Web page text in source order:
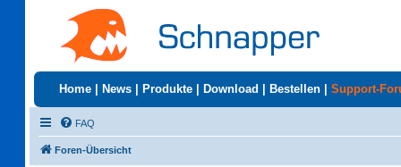
Home News Produkte Download Bestellen Support-
FAQ
Foren-Übersicht